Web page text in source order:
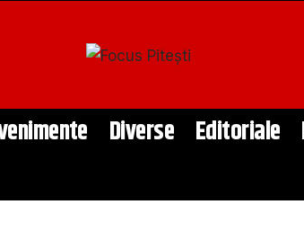
Diverse Editoriale